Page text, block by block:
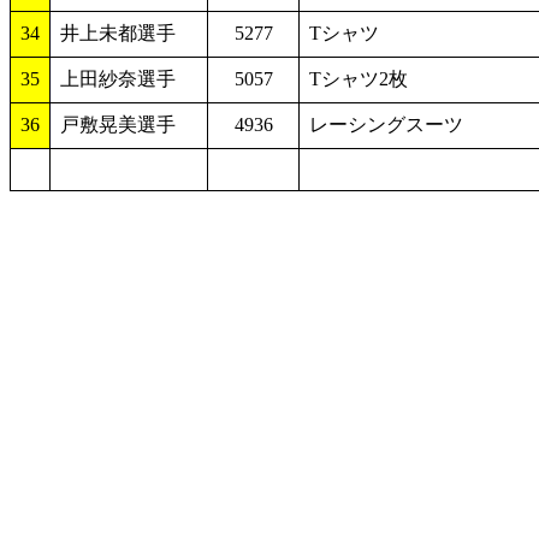
34 井上未都選手 5277 Tシャツ
35 上田紗奈選手 5057 Tシャツ2枚
36 戸敷晃美選手 4936 レーシングスーツ